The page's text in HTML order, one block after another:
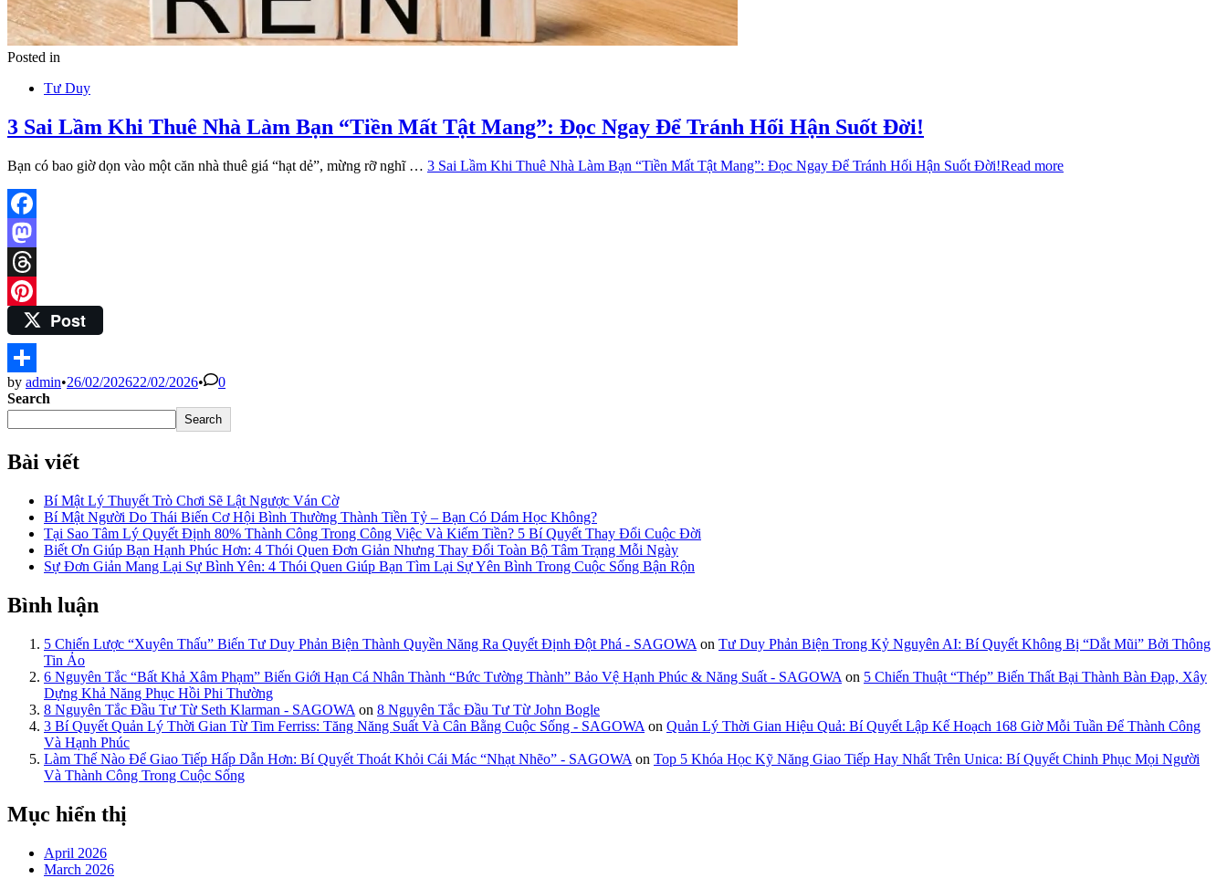
Posted in
Tư Duy
3 Sai Lầm Khi Thuê Nhà Làm Bạn “Tiền Mất Tật Mang”: Đọc Ngay Để Tránh Hối Hận Suốt Đời!
Bạn có bao giờ dọn vào một căn nhà thuê giá “hạt dẻ”, mừng rỡ nghĩ … 3 Sai Lầm Khi Thuê Nhà Làm Bạn “Tiền Mất Tật Mang”: Đọc Ngay Để Tránh Hối Hận Suốt Đời!Read more
Facebook
Mastodon
Threads
PinterestPost
Share
by admin•26/02/202622/02/2026•
0
Search
Search
Bài viết
Bí Mật Lý Thuyết Trò Chơi Sẽ Lật Ngược Ván Cờ
Bí Mật Người Do Thái Biến Cơ Hội Bình Thường Thành Tiền Tỷ – Bạn Có Dám Học Không?
Tại Sao Tâm Lý Quyết Định 80% Thành Công Trong Công Việc Và Kiếm Tiền? 5 Bí Quyết Thay Đổi Cuộc Đời
Biết Ơn Giúp Bạn Hạnh Phúc Hơn: 4 Thói Quen Đơn Giản Nhưng Thay Đổi Toàn Bộ Tâm Trạng Mỗi Ngày
Sự Đơn Giản Mang Lại Sự Bình Yên: 4 Thói Quen Giúp Bạn Tìm Lại Sự Yên Bình Trong Cuộc Sống Bận Rộn
Bình luận
5 Chiến Lược “Xuyên Thấu” Biến Tư Duy Phản Biện Thành Quyền Năng Ra Quyết Định Đột Phá - SAGOWA on Tư Duy Phản Biện Trong Kỷ Nguyên AI: Bí Quyết Không Bị “Dắt Mũi” Bởi Thông
Tin Ảo
6 Nguyên Tắc “Bất Khả Xâm Phạm” Biến Giới Hạn Cá Nhân Thành “Bức Tường Thành” Bảo Vệ Hạnh Phúc & Năng Suất - SAGOWA on 5 Chiến Thuật “Thép” Biến Thất Bại Thành Bàn Đạp, Xây
Dựng Khả Năng Phục Hồi Phi Thường
8 Nguyên Tắc Đầu Tư Từ Seth Klarman - SAGOWA on 8 Nguyên Tắc Đầu Tư Từ John Bogle
3 Bí Quyết Quản Lý Thời Gian Từ Tim Ferriss: Tăng Năng Suất Và Cân Bằng Cuộc Sống - SAGOWA on Quản Lý Thời Gian Hiệu Quả: Bí Quyết Lập Kế Hoạch 168 Giờ Mỗi Tuần Để Thành Công
Và Hạnh Phúc
Làm Thế Nào Để Giao Tiếp Hấp Dẫn Hơn: Bí Quyết Thoát Khỏi Cái Mác “Nhạt Nhẽo” - SAGOWA on Top 5 Khóa Học Kỹ Năng Giao Tiếp Hay Nhất Trên Unica: Bí Quyết Chinh Phục Mọi Người
Và Thành Công Trong Cuộc Sống
Mục hiển thị
April 2026
March 2026